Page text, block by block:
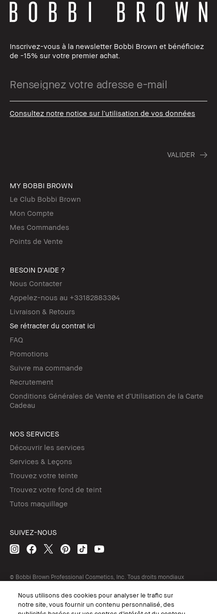
Inscrivez-vous à la newsletter Bobbi Brown et bénéficiez
de -15% sur votre premier achat.
Consultez notre notice sur l’utilisation de vos données
MY BOBBI BROWN
Le Club Bobbi Brown
Mon Compte
Mes Commandes
Points de Vente
BESOIN D'AIDE ?
Nous Contacter
Appelez-nous au +33182883304
Livraison & Retours
Se rétracter du contrat ici
FAQ
Promotions
Suivre ma commande
Recrutement
Conditions Générales de Vente et d’Utilisation de la Carte
Cadeau
NOS SERVICES
Découvrir les services
Services & Leçons
Trouvez votre teinte
Trouvez votre fond de teint
Tutos maquillage
SUIVEZ-NOUS
© Bobbi Brown Professional Cosmetics, Inc. Tous droits mondiaux
Conditions Générales de Vente
Conditions Générales d'Utilisation
Nous utilisons des cookies pour analyser le trafic sur
notre site, vous fournir un contenu personnalisé, des